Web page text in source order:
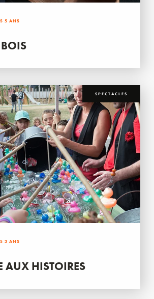
5 ANS
SPECTACLES
3 ANS
AUX HISTOIRES